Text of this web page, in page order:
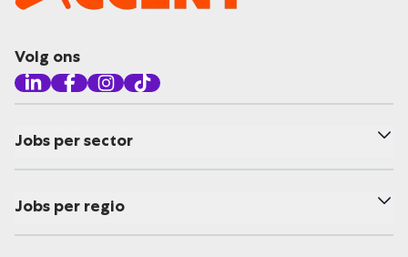
Volg ons
Jobs per sector
Jobs per regio